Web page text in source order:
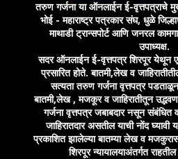
तरुण गर्जना या ऑनलाईन ई-वृत्तपत्राचे
भोई - महाराष्ट्र पत्रकार संघ, धुळे
माथाडी ट्रान्सपोर्ट आणि जनरल
उपाध्यक्ष.
सदर ऑनलाईन ई-वृत्तपत्र शिरपूर येथून
प्रसारित होते. बातमी,लेख व
सत्यता तरुण गर्जना वृत्तपत्र
बातमी,लेख , मजकूर व जाहिरातीतून
गर्जना वृत्तपत्र जबाबदार नसून संबंधित
जाहिरातदार असतील याची नोंद
प्रकाशित झालेल्या बातम्या लेख व
शिरपूर न्यायालयाअंतर्गत